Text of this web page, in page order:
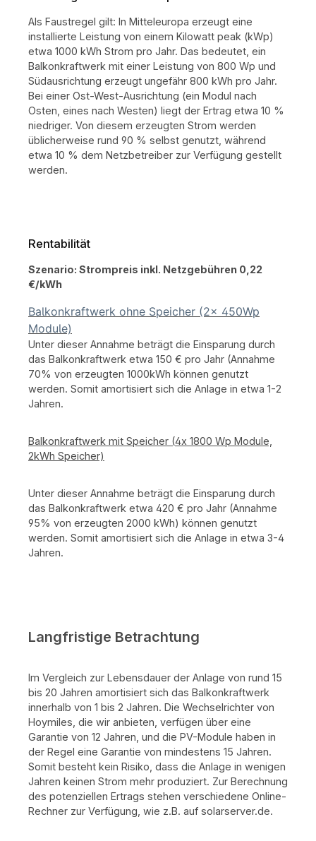
Als Faustregel gilt: In Mitteleuropa erzeugt eine
installierte Leistung von einem Kilowatt peak (kWp)
etwa 1000 kWh Strom pro Jahr. Das bedeutet, ein
Balkonkraftwerk mit einer Leistung von 800 Wp und
Südausrichtung erzeugt ungefähr 800 kWh pro Jahr.
Bei einer Ost-West-Ausrichtung (ein Modul nach
Osten, eines nach Westen) liegt der Ertrag etwa 10 %
niedriger. Von diesem erzeugten Strom werden
üblicherweise rund 90 % selbst genutzt, während
etwa 10 % dem Netzbetreiber zur Verfügung gestellt
werden.
Rentabilität
Szenario: Strompreis inkl. Netzgebühren 0,22
€/kWh
Balkonkraftwerk ohne Speicher (2x 450Wp
Module)
Unter dieser Annahme beträgt die Einsparung durch
das Balkonkraftwerk etwa 150 € pro Jahr (Annahme
70% von erzeugten 1000kWh können genutzt
werden. Somit amortisiert sich die Anlage in etwa 1-2
Jahren.
Balkonkraftwerk mit Speicher (4x 1800 Wp Module,
2kWh Speicher)
Unter dieser Annahme beträgt die Einsparung durch
das Balkonkraftwerk etwa 420 € pro Jahr (Annahme
95% von erzeugten 2000 kWh) können genutzt
werden. Somit amortisiert sich die Anlage in etwa 3-4
Jahren.
Langfristige Betrachtung
Im Vergleich zur Lebensdauer der Anlage von rund 15
bis 20 Jahren amortisiert sich das Balkonkraftwerk
innerhalb von 1 bis 2 Jahren. Die Wechselrichter von
Hoymiles, die wir anbieten, verfügen über eine
Garantie von 12 Jahren, und die PV-Module haben in
der Regel eine Garantie von mindestens 15 Jahren.
Somit besteht kein Risiko, dass die Anlage in wenigen
Jahren keinen Strom mehr produziert. Zur Berechnung
des potenziellen Ertrags stehen verschiedene Online-
Rechner zur Verfügung, wie z.B. auf solarserver.de.